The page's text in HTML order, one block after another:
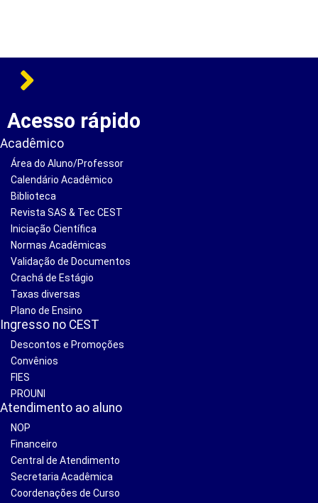
Acesso rápido
Acadêmico
Área do Aluno/Professor
Calendário Acadêmico
Biblioteca
Revista SAS & Tec CEST
Iniciação Científica
Normas Acadêmicas
Validação de Documentos
Crachá de Estágio
Taxas diversas
Plano de Ensino
Ingresso no CEST
Descontos e Promoções
Convênios
FIES
PROUNI
Atendimento ao aluno
NOP
Financeiro
Central de Atendimento
Secretaria Acadêmica
Coordenações de Curso